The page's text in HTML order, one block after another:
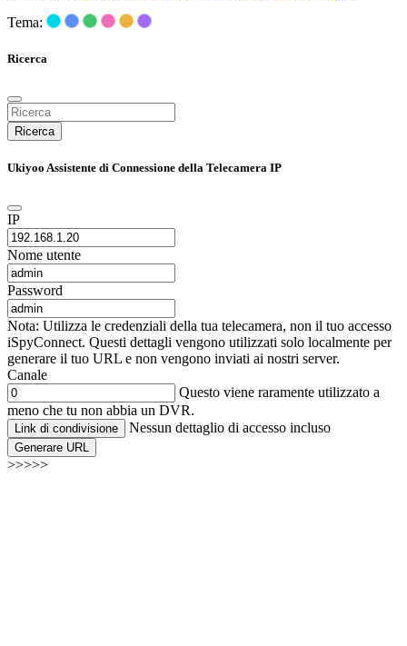
Tema:
Ricerca
Ricerca
Ukiyoo Assistente di Connessione della Telecamera IP
IP
Nome utente
Password
Nota: Utilizza le credenziali della tua telecamera, non il tuo accesso
iSpyConnect. Questi dettagli vengono utilizzati solo localmente per
generare il tuo URL e non vengono inviati ai nostri server.
Canale
Questo viene raramente utilizzato a
meno che tu non abbia un DVR.
Link di condivisione Nessun dettaglio di accesso incluso
Generare URL
>>>>>